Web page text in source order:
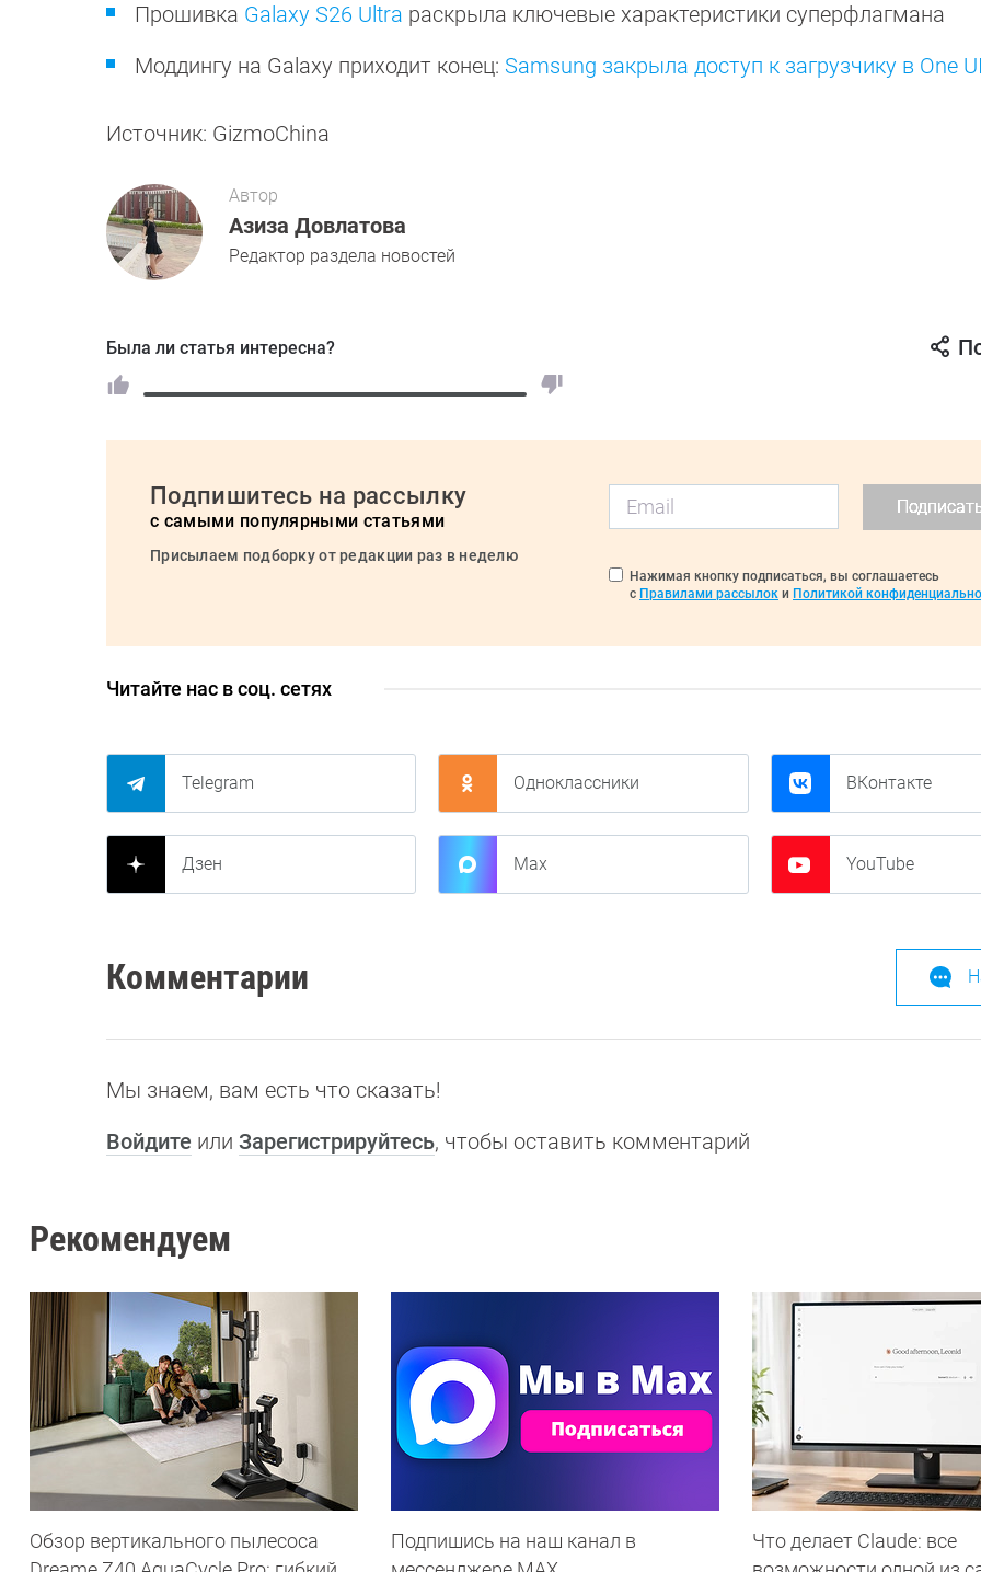
Прошивка Galaxy S26 Ultra раскрыла ключевые характеристики суперфлагмана
Моддингу на Galaxy приходит конец: Samsung закрыла доступ к загрузчику в One
Источник: GizmoChina
Автор
Азиза Довлатова
Редактор раздела новостей
Была ли статья интересна?
Подпишитесь на рассылку
с самыми популярными статьями
Присылаем подборку от редакции раз в неделю
Нажимая кнопку подписаться, вы соглашаетесь
с Правилами рассылок и Политикой
Читайте нас в соц. сетях
Telegram Одноклассники ВКонтакте
Дзен Max YouTube
Комментарии
Мы знаем, вам есть что сказать!
Войдите или Зарегистрируйтесь, чтобы оставить комментарий
Рекомендуем
Обзор вертикального пылесоса
Подпишись на наш канал в
Что делает Сlaude: все